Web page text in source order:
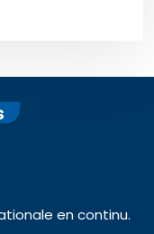
en continu.